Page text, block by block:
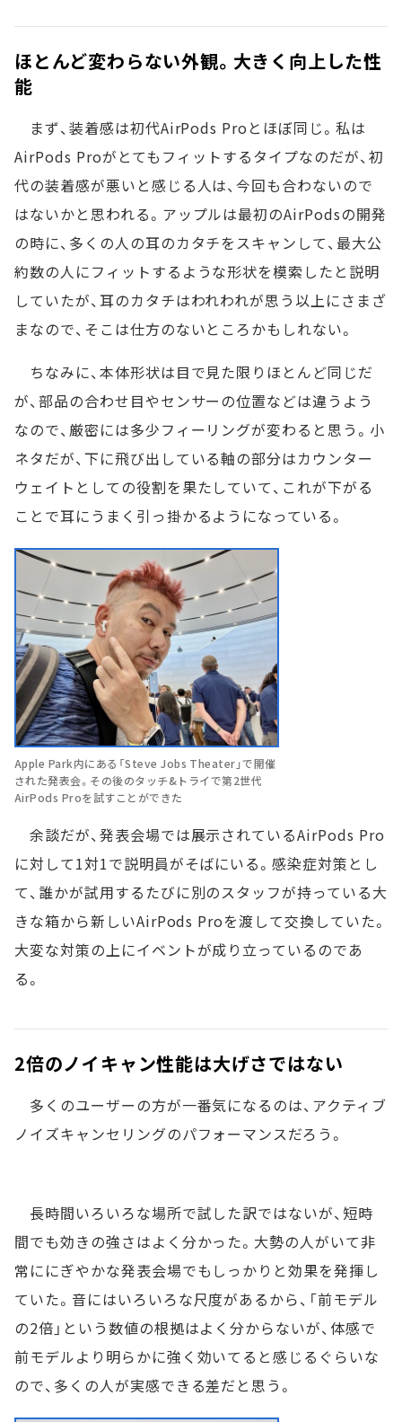
ほとんど変わらない外観。大きく向上した性
能
まず、装着感は初代AirPods Proとほぼ同じ。私は
AirPods Proがとてもフィットするタイプなのだが、初
代の装着感が悪いと感じる人は、今回も合わないので
はないかと思われる。アップルは最初のAirPodsの開発
の時に、多くの人の耳のカタチをスキャンして、最大公
約数の人にフィットするような形状を模索したと説明
していたが、耳のカタチはわれわれが思う以上にさまざ
まなので、そこは仕方のないところかもしれない。
ちなみに、本体形状は目で見た限りほとんど同じだ
が、部品の合わせ目やセンサーの位置などは違うよう
なので、厳密には多少フィーリングが変わると思う。小
ネタだが、下に飛び出している軸の部分はカウンター
ウェイトとしての役割を果たしていて、これが下がる
ことで耳にうまく引っ掛かるようになっている。
Apple Park内にある「Steve Jobs Theater」で開催
された発表会。その後のタッチ&トライで第2世代
AirPods Proを試すことができた
余談だが、発表会場では展示されているAirPods Pro
に対して1対1で説明員がそばにいる。感染症対策とし
て、誰かが試用するたびに別のスタッフが持っている大
きな箱から新しいAirPods Proを渡して交換していた。
大変な対策の上にイベントが成り立っているのであ
る。
2倍のノイキャン性能は大げさではない
多くのユーザーの方が一番気になるのは、アクティブ
ノイズキャンセリングのパフォーマンスだろう。
長時間いろいろな場所で試した訳ではないが、短時
間でも効きの強さはよく分かった。大勢の人がいて非
常ににぎやかな発表会場でもしっかりと効果を発揮し
ていた。音にはいろいろな尺度があるから、「前モデル
の2倍」という数値の根拠はよく分からないが、体感で
前モデルより明らかに強く効いてると感じるぐらいな
ので、多くの人が実感できる差だと思う。